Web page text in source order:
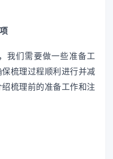
我们需要做一些准备工
梳理过程顺利进行并减
梳理前的准备工作和注